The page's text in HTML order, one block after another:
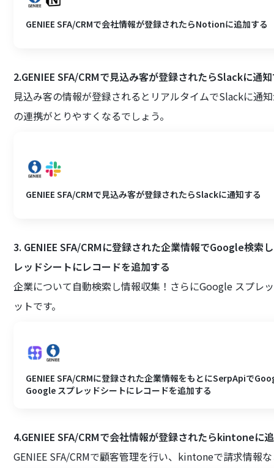
GENIEE SFA/CRMで会社情報が登録されたらNotionに追加する
2.GENIEE SFA/CRMで見込み客が登録されたらSlackに通
見込み客の情報が登録されるとリアルタイムでSlackに通
の連携がとりやすくなるでしょう。
GENIEE SFA/CRMで見込み客が登録されたらSlackに通知する
3. GENIEE SFA/CRMに登録された企業情報でGoogle検
レッドシートにレコードを追加する
企業について自動検索し情報収集！さらにGoogle スプレ
ットです。
GENIEE SFA/CRMに登録された企業情報をもとにSerpApiで
Google スプレッドシートにレコードを追加する
4.GENIEE SFA/CRMで会社情報が登録されたらkintoneに
GENIEE SFA/CRMで顧客管理を行い、kintoneで請求情報